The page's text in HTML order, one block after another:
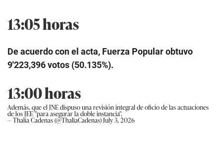
13:05 horas
De acuerdo con el acta, Fuerza Popular obtuvo
9′223,396 votos (50.135%).
13:00 horas
Además, que el JNE dispuso una revisión integral de oficio de las actuaciones
de los JEE "para asegurar la doble instancia",
— Thalía Cadenas (@ThaliaCadenas)July 3, 2026